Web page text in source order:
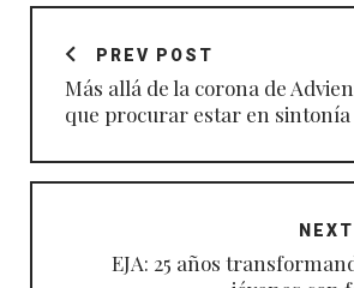
Navegación
entradasPREV POST
Más allá de la corona de
que procurar estar en sintonía
EJA: 25 años